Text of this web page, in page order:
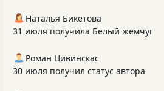
Наталья Бикетова
31 июля получила Белый жемчуг
Роман Цивинскас
30 июля получил статус автора